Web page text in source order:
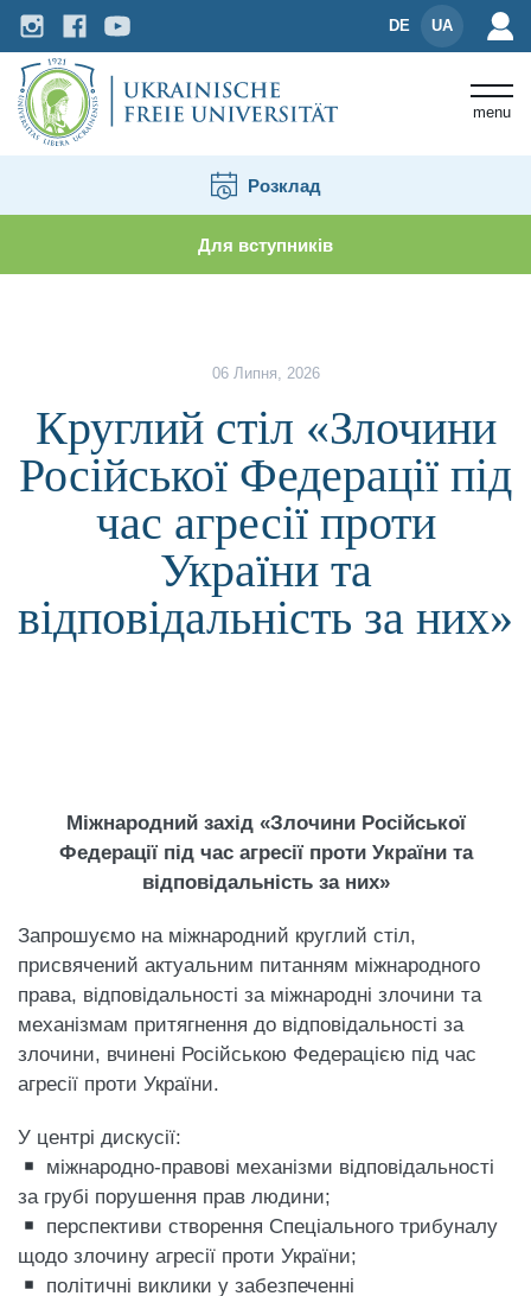
DE UA
menu
Розклад
Для вступників
Круглий стіл «Злочини
06 Липня, 2026
Круглий стіл «Злочини
Російської Федерації під
час агресії проти
України та
відповідальність за них»
Міжнародний захід «Злочини Російської
Федерації під час агресії проти України та
відповідальність за них»
Запрошуємо на міжнародний круглий стіл,
присвячений актуальним питанням міжнародного
права, відповідальності за міжнародні злочини та
механізмам притягнення до відповідальності за
злочини, вчинені Російською Федерацією під час
агресії проти України.
У центрі дискусії:
міжнародно-правові механізми відповідальності
за грубі порушення прав людини;
перспективи створення Спеціального трибуналу
щодо злочину агресії проти України;
політичні виклики у забезпеченні